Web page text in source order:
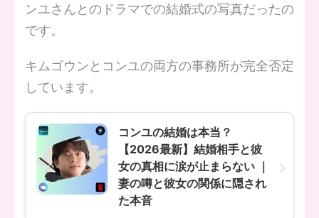
ンユさんとのドラマでの結婚式の写真だったの
です。
キムゴウンとコンユの両方の事務所が完全否定
しています。
コンユの結婚は本当？
【2026最新】結婚相手と彼
女の真相に涙が止まらない ｜
妻の噂と彼女の関係に隠され
た本音